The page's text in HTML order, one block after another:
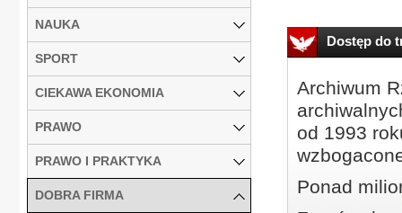
Dostęp do
Archiwum
od 1993
Ponad
NAUKA
SPORT
CIEKAWA EKONOMIA
PRAWO
PRAWO I PRAKTYKA
DOBRA FIRMA